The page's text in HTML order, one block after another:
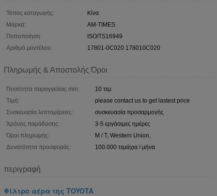
Τόπος καταγωγής:
Κίνα
Μάρκα:
AM-TIMES
Πιστοποίηση:
ISO/TS16949
Αριθμό μοντέλου:
17801-0C020 178010C020
Πληρωμής & Αποστολής Όροι
Ποσότητα παραγγελίας min:
10 τεμ
Τιμή:
please contact us to get lastest price
Συσκευασία λεπτομέρειες:
συσκευασία προσαρμογής
Χρόνος παράδοσης:
3-5 εργάσιμες ημέρες
Όροι πληρωμής:
Μ / Τ, Western Union,
Δυνατότητα προσφοράς:
100.000 τεμάχια / μήνα
περιγραφή
Φίλτρο αέρα της TOYOTA